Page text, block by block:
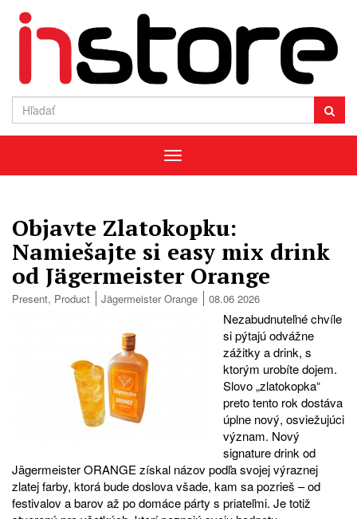
Menu
Objavte Zlatokopku:
Namiešajte si easy mix drink
od Jägermeister Orange
Present, Product Jägermeister Orange 08.06 2026
Nezabudnuteľné chvíle
si pýtajú odvážne
zážitky a drink, s
ktorým urobíte dojem.
Slovo „zlatokopka“
preto tento rok dostáva
úplne nový, osviežujúci
význam. Nový
signature drink od
Jägermeister ORANGE získal názov podľa svojej výraznej
zlatej farby, ktorá bude doslova všade, kam sa pozrieš – od
festivalov a barov až po domáce párty s priateľmi. Je totiž